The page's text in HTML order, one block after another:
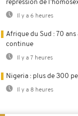
répression de
Il y a 6 heures
Afrique du Sud : 70
continue
Il y a 7 heures
Nigeria : plus de 300
Il y a 8 heures